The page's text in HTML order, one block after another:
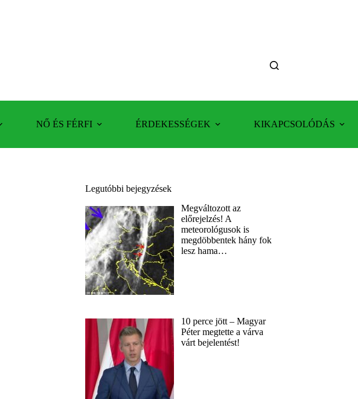
NŐ ÉS FÉRFI ÉRDEKESSÉGEK KIKAPCSOLÓDÁS
Legutóbbi bejegyzések
Megváltozott az
előrejelzés! A
meteorológusok is
megdöbbentek hány fok
lesz hama…
10 perce jött – Magyar
Péter megtette a várva
várt bejelentést!